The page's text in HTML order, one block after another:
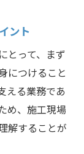
ント
とって、まず
につけること
える業務であ
め、施工現場
解することが